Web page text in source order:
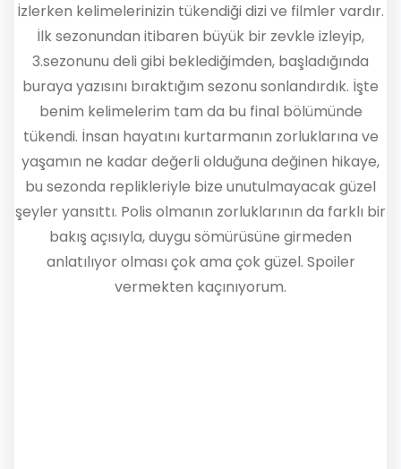
İzlerken kelimelerinizin tükendiği dizi ve filmler vardır.
İlk sezonundan itibaren büyük bir zevkle izleyip,
3.sezonunu deli gibi beklediğimden, başladığında
buraya yazısını bıraktığım sezonu sonlandırdık. İşte
benim kelimelerim tam da bu final bölümünde
tükendi. İnsan hayatını kurtarmanın zorluklarına ve
yaşamın ne kadar değerli olduğuna değinen hikaye,
bu sezonda replikleriyle bize unutulmayacak güzel
şeyler yansıttı. Polis olmanın zorluklarının da farklı bir
bakış açısıyla, duygu sömürüsüne girmeden
anlatılıyor olması çok ama çok güzel. Spoiler
vermekten kaçınıyorum.